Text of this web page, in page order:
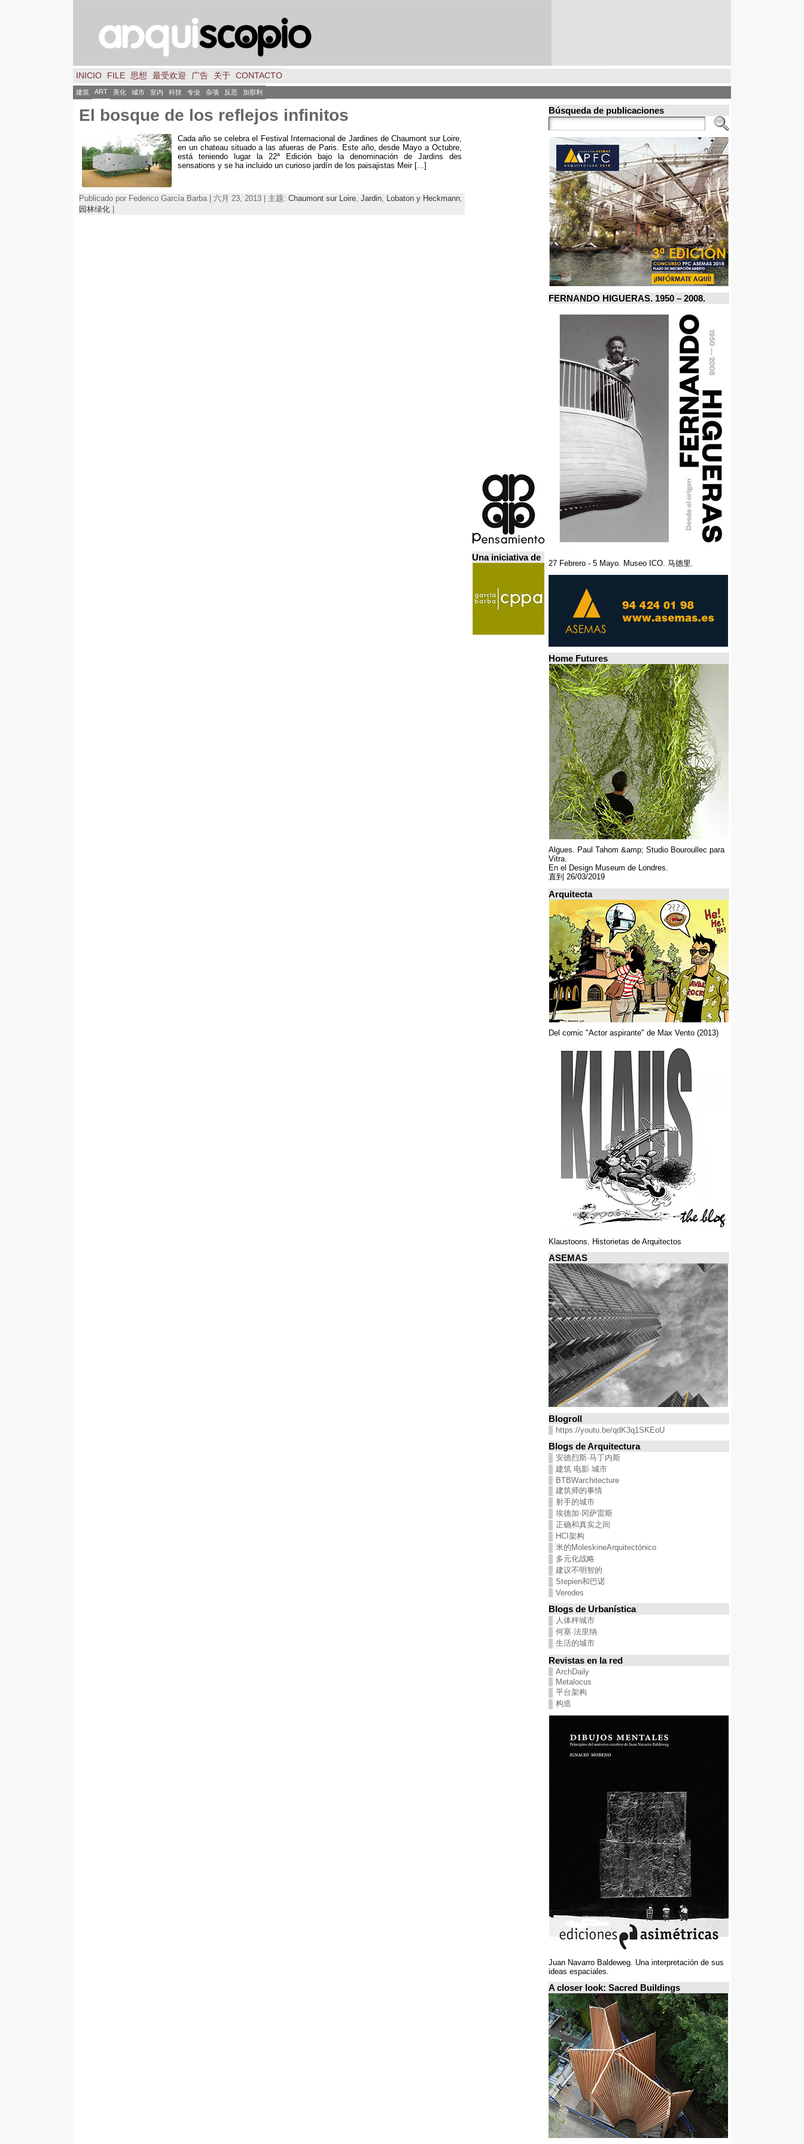
INICIO FILE 思想 最受欢迎 广告 关于 CONTACTO
建筑 ART 美化 城市 室内 科技 专业 杂项 反思 加那利
El bosque de los reflejos infinitos
Cada año se celebra el Festival Internacional de Jardines de Chaumont sur Loire,
en un chateau situado a las afueras de Paris . Este año, desde Mayo a Octubre,
está teniendo lugar la 22ª Edición bajo la denominación de Jardins des
sensations y se ha incluido un curioso jardín de los paisajistas Meir[...]
Publicado por Federico García Barba | 六月 23, 2013 | 主题: Chaumont sur Loire Jardin Lobaton y Heckmann
园林绿化
Una iniciativa de
Búsqueda de publicaciones
FERNANDO HIGUERAS. 1950 – 2008.
27 Febrero - 5 Mayo. Museo ICO. 马德里.
Home Futures
Algues. Paul Tahom &amp; Studio Bouroullec para
Vitra.
En el Design Museum de Londres.
直到 26/03/2019
Arquitecta
Del comic "Actor aspirante" de Max Vento (2013)
Klaustoons. Historietas de Arquitectos
ASEMAS
Blogroll
https://youtu.be/qdK3q1SKEoU
Blogs de Arquitectura
安德烈斯·马丁内斯
建筑 电影 城市
BTBWarchitecture
建筑师的事情
射手的城市
埃德加·冈萨雷斯
正确和真实之间
HCI架构
米的MoleskineArquitectónico
多元化战略
建议不明智的
Stepien和巴诺
Veredes
Blogs de Urbanística
人体秤城市
何塞·法里纳
生活的城市
Revistas en la red
ArchDaily
Metalocus
平台架构
构造
Juan Navarro Baldeweg. Una interpretación de sus
ideas espaciales.
A closer look: Sacred Buildings